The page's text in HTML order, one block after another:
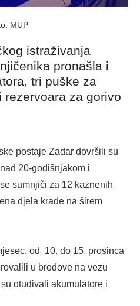
MUP
istraživanja
pronašla i
tri puške za
rezervoara za gorivo
postaje Zadar dovršili su
20-godišnjakom i
sumnjiči za 12 kaznenih
djela krađe na širem
od 10. do 15. prosinca
u brodove na vezu
otuđivali akumulatore i